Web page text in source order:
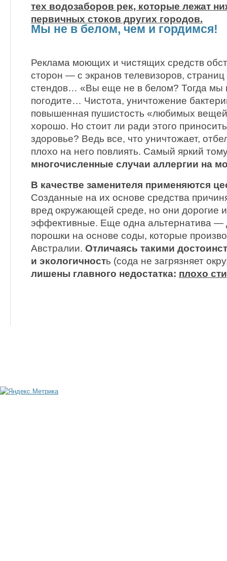
тех водозаборов рек, которые лежат
первичных стоков других городов.
Мы не в белом, чем и гордимся!
Реклама моющих и чистящих средств
сторон — с экранов телевизоров,
стендов… «Вы еще не в белом? Тогда мы
погодите… Чистота, уничтожение
повышенная пушистость «любимых
хорошо. Но стоит ли ради этого
здоровье? Ведь все, что уничтожает,
плохо на него повлиять. Самый яркий
многочисленные случаи аллергии на
В качестве заменителя применяются
Созданные на их основе средства
вред окружающей среде, но они дорогие
эффективные. Еще одна альтернатива —
порошки на основе соды, которые
Австралии. Отличаясь такими
и экологичность (сода не загрязняет
лишены главного недостатка: плохо